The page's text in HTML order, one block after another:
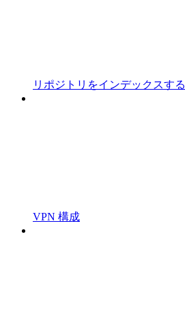
リポジトリをインデックスする
VPN 構成